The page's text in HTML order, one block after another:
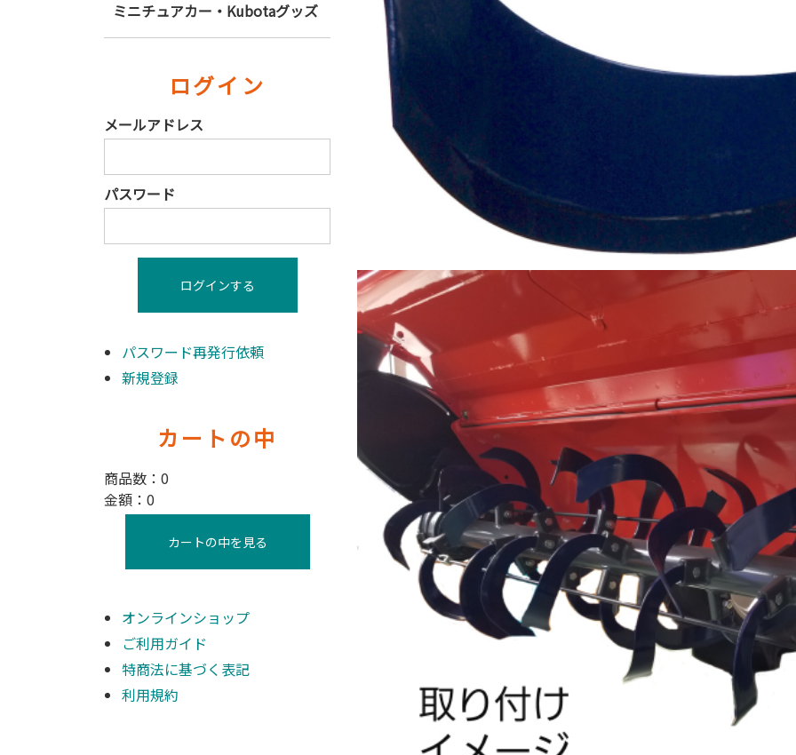
ミニチュアカー・Kubotaグッズ
ログイン
メールアドレス
パスワード
パスワード再発行依頼
新規登録
カートの中
商品数：0
金額：0
カートの中を見る
オンラインショップ
ご利用ガイド
特商法に基づく表記
利用規約